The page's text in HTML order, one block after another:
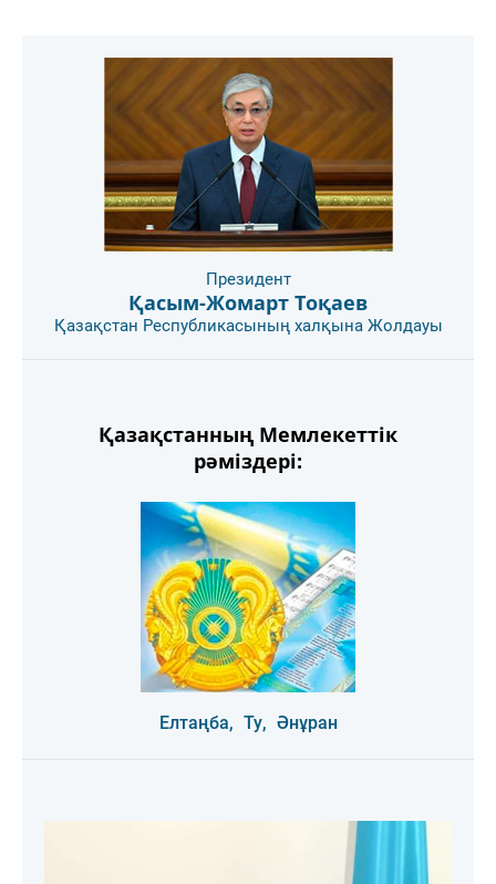
Президент
Қасым-Жомарт Тоқаев
Қазақстан Республикасының халқына Жолдауы
Қазақстанның Мемлекеттік
рәміздері:
Елтаңба, Ту, Әнұран